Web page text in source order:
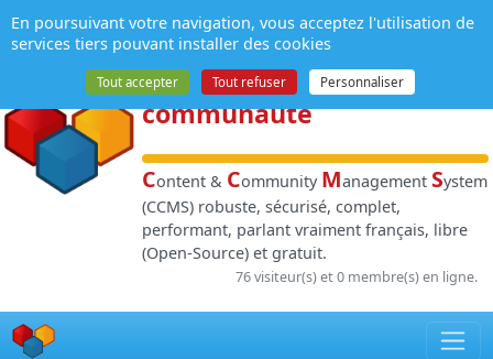
NPDS:Gestion de
contenuet de
communauté
Content & Community Management System
(CCMS) robuste, sécurisé, complet,
performant, parlant vraiment français, libre
(Open-Source) et gratuit.
76 visiteur(s) et 0 membre(s) en ligne.
Panneau de gestion des cookies
En poursuivant votre navigation, vous acceptez l'utilisation de
services tiers pouvant installer des cookies
Tout accepter Tout refuser Personnaliser